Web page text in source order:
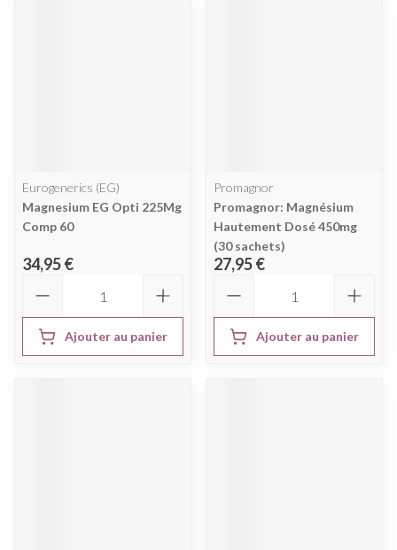
Eurogenerics (EG)
Magnesium EG Opti 225Mg
Comp 60
34,95 €
Ajouter au panier
Promagnor
Promagnor: Magnésium
Hautement Dosé 450mg
(30 sachets)
27,95 €
Ajouter au panier